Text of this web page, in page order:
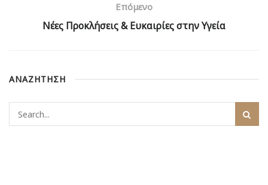
Επόμενο
Νέες Προκλήσεις & Ευκαιρίες στην Υγεία
ΑΝΑΖΗΤΗΣΗ